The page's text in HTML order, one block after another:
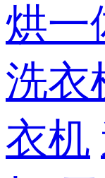
烘一
洗衣
衣机